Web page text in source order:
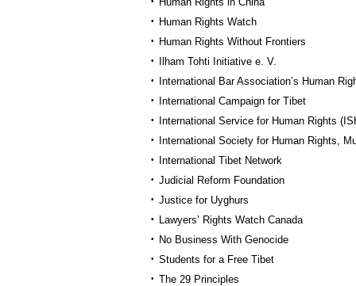
Human Rights Watch
Human Rights Without Frontiers
Ilham Tohti Initiative e. V.
International Bar Association’s Human
International Campaign for Tibet
International Service for Human Rights
International Society for Human Rights,
International Tibet Network
Judicial Reform Foundation
Justice for Uyghurs
Lawyers’ Rights Watch Canada
No Business With Genocide
Students for a Free Tibet
The 29 Principles